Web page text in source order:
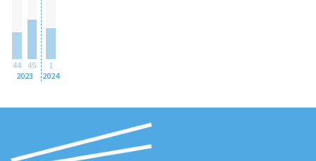
44
45
2023
1
2024